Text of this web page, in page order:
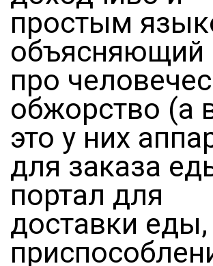
простым
объясняющий
про
обжорство (а
это у них
для заказа
портал для
доставки еды,